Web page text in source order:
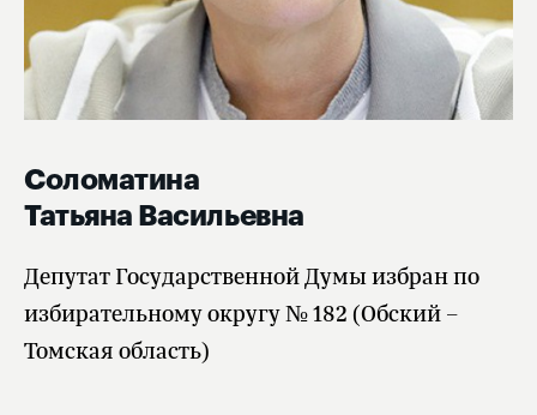
Соломатина
Татьяна Васильевна
Депутат Государственной Думы избран по
избирательному округу № 182 (Обский –
Томская область)